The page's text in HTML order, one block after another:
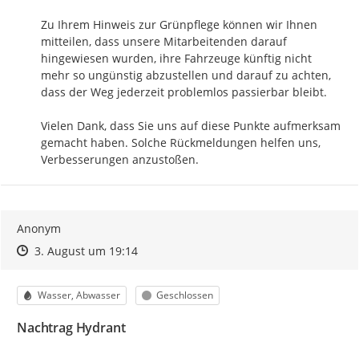
Zu Ihrem Hinweis zur Grünpflege können wir Ihnen
mitteilen, dass unsere Mitarbeitenden darauf
hingewiesen wurden, ihre Fahrzeuge künftig nicht
mehr so ungünstig abzustellen und darauf zu achten,
dass der Weg jederzeit problemlos passierbar bleibt.
Vielen Dank, dass Sie uns auf diese Punkte aufmerksam
gemacht haben. Solche Rückmeldungen helfen uns,
Verbesserungen anzustoßen.
Anonym
Zeitpunkt des Erstellens
Zeitpunkt des Erstellens
3. August um 19:14Zur Äußerung
Kategorie
Wasser, Abwasser Status
Geschlossen
Nachtrag Hydrant